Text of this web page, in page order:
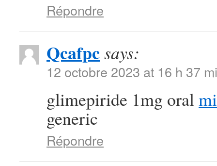
Répondre
Qcafpcsays:
12 octobre 2023 at 16 h 37
glimepiride 1mg oral
generic
Répondre